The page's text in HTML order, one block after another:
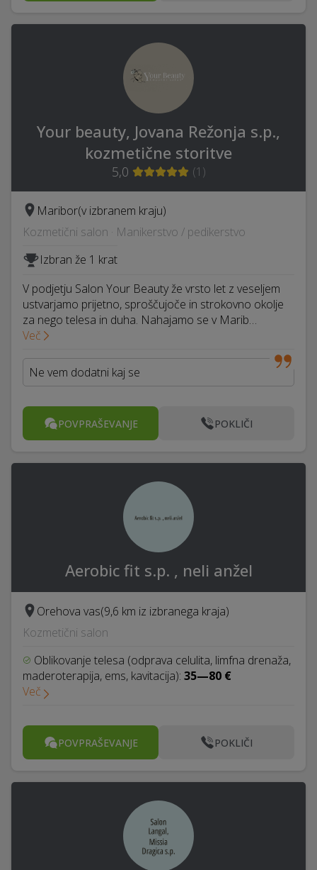
Your beauty, Jovana Režonja s.p.,
kozmetične storitve
5,0 (1 )
Maribor(v izbranem kraju)
Kozmetični salon · Manikerstvo / pedikerstvo
Izbran že 1 krat
V podjetju Salon Your Beauty že vrsto let z veseljem
ustvarjamo prijetno, sproščujoče in strokovno okolje
za nego telesa in duha. Nahajamo se v Marib…
Več
Ne vem dodatni kaj se
POVPRAŠEVANJE POKLIČI
Aerobic fit s.p. , neli anžel
Orehova vas(9,6 km iz izbranega kraja)
Kozmetični salon
Oblikovanje telesa (odprava celulita, limfna drenaža,
maderoterapija, ems, kavitacija): 35—80 €
Več
POVPRAŠEVANJE POKLIČI